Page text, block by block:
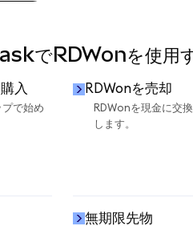
でRDWonを使用
入
で始め
RDWonを売却
RDWonを現金に交換
します。
無期限先物